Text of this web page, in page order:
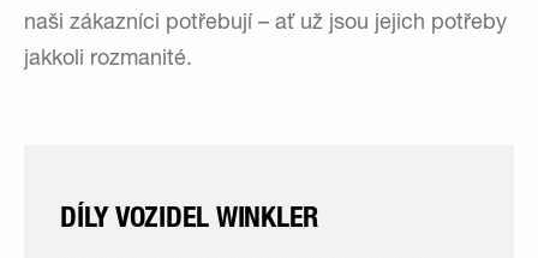
naši zákazníci potřebují – ať už jsou jejich potřeby
jakkoli rozmanité.
DÍLY VOZIDEL WINKLER